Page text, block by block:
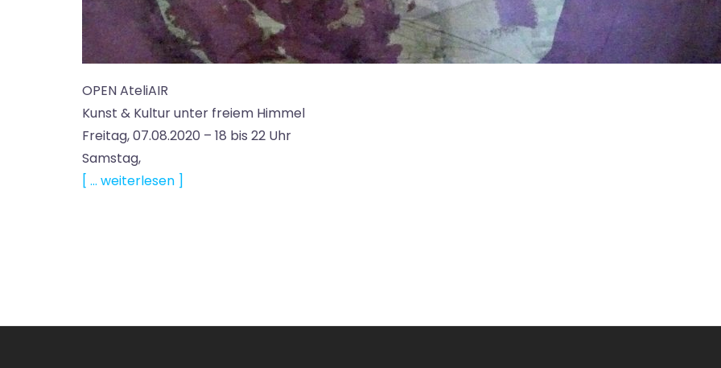
OPEN AteliAIR
Kunst & Kultur unter freiem Himmel
Freitag, 07.08.2020 – 18 bis 22 Uhr
Samstag,
[ … weiterlesen ]